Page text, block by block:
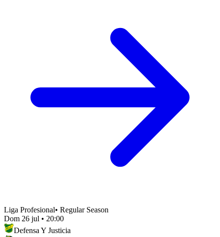
Liga Profesional• Regular Season
Dom 26 jul • 20:00
Defensa Y Justicia